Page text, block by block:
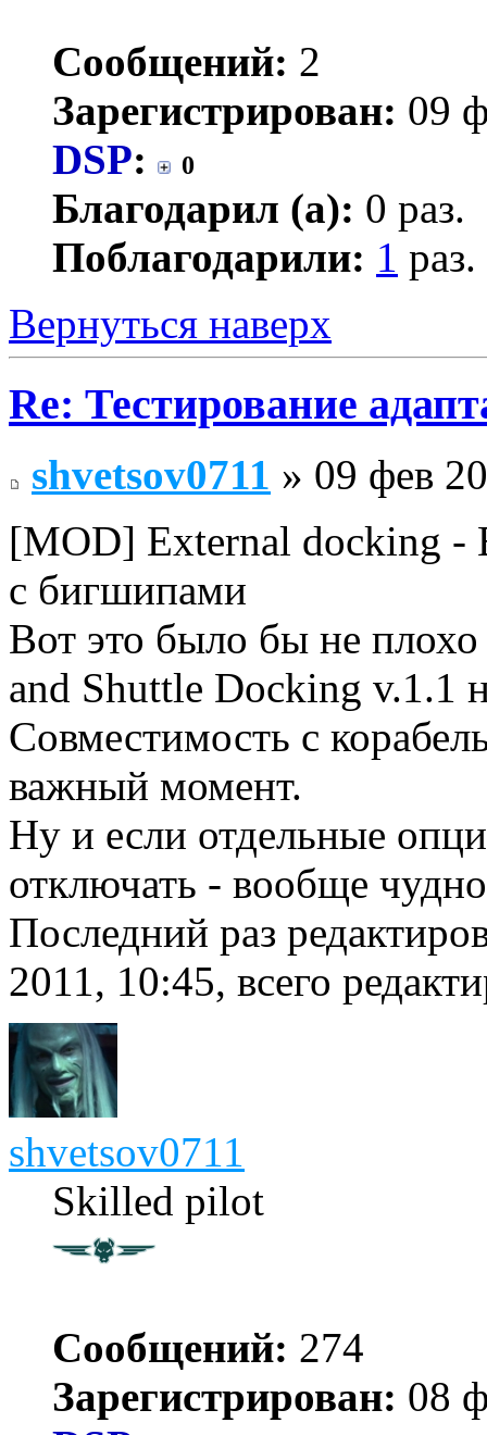
Сообщений: 2
Зарегистрирован: 09
DSP: 0
Благодарил (а): 0 раз.
Поблагодарили: 1 раз.
Вернуться наверх
Re: Тестирование
shvetsov0711 » 09 фев
[MOD] External docking -
с бигшипами
Вот это было бы не плохо
and Shuttle Docking v.1.1
Совместимость с
важный момент.
Ну и если отдельные
отключать - вообще
Последний раз
2011, 10:45, всего
shvetsov0711
Skilled pilot
Сообщений: 274
Зарегистрирован: 08